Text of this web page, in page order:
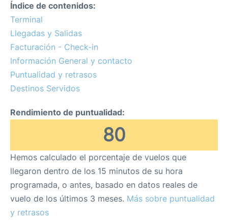
+Info +
es en
Índice de contenidos:
Terminal
Llegadas y Salidas
Facturación - Check-in
Información General y contacto
Puntualidad y retrasos
Destinos Servidos
Rendimiento de puntualidad:
80
Hemos calculado el porcentaje de vuelos que
llegaron dentro de los 15 minutos de su hora
programada, o antes, basado en datos reales de
vuelo de los últimos 3 meses. Más sobre puntualidad
y retrasos